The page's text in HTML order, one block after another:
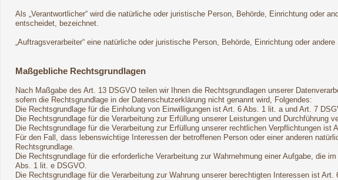
Als „Verantwortlicher“ wird die natürliche oder juristische Person, Behörde, Einrichtung oder
entscheidet, bezeichnet.
„Auftragsverarbeiter“ eine natürliche oder juristische Person, Behörde, Einrichtung oder
Maßgebliche Rechtsgrundlagen
Nach Maßgabe des Art. 13 DSGVO teilen wir Ihnen die Rechtsgrundlagen unserer
sofern die Rechtsgrundlage in der Datenschutzerklärung nicht genannt wird, Folgendes:
Die Rechtsgrundlage für die Einholung von Einwilligungen ist Art. 6 Abs. 1 lit. a und Art. 7
Die Rechtsgrundlage für die Verarbeitung zur Erfüllung unserer Leistungen und
Die Rechtsgrundlage für die Verarbeitung zur Erfüllung unserer rechtlichen Verpflichtungen ist
Für den Fall, dass lebenswichtige Interessen der betroffenen Person oder einer anderen
Rechtsgrundlage.
Die Rechtsgrundlage für die erforderliche Verarbeitung zur Wahrnehmung einer Aufgabe, die
Abs. 1 lit. e DSGVO.
Die Rechtsgrundlage für die Verarbeitung zur Wahrung unserer berechtigten Interessen ist